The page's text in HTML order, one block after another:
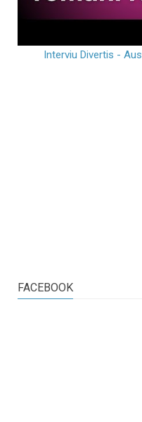
Interviu Divertis -
FACEBOOK